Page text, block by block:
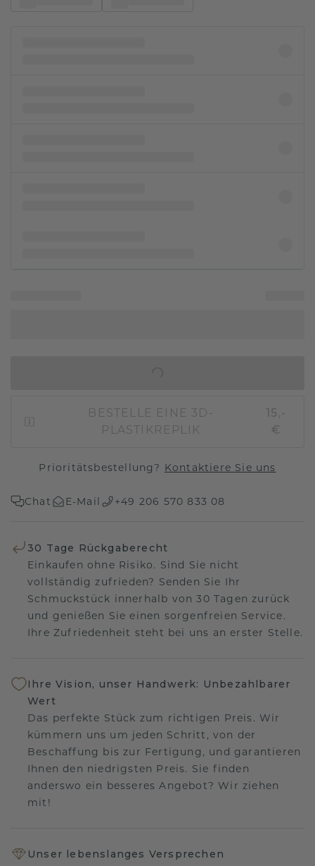
BESTELLE EINE 3D-
PLASTIKREPLIK
15,-
€
Prioritätsbestellung? Kontaktiere Sie uns
Chat E-Mail +49 206 570 833 08
30 Tage Rückgaberecht
Einkaufen ohne Risiko. Sind Sie nicht
vollständig zufrieden? Senden Sie Ihr
Schmuckstück innerhalb von 30 Tagen zurück
und genießen Sie einen sorgenfreien Service.
Ihre Zufriedenheit steht bei uns an erster Stelle.
Ihre Vision, unser Handwerk: Unbezahlbarer
Wert
Das perfekte Stück zum richtigen Preis. Wir
kümmern uns um jeden Schritt, von der
Beschaffung bis zur Fertigung, und garantieren
Ihnen den niedrigsten Preis. Sie finden
anderswo ein besseres Angebot? Wir ziehen
mit!
Unser lebenslanges Versprechen